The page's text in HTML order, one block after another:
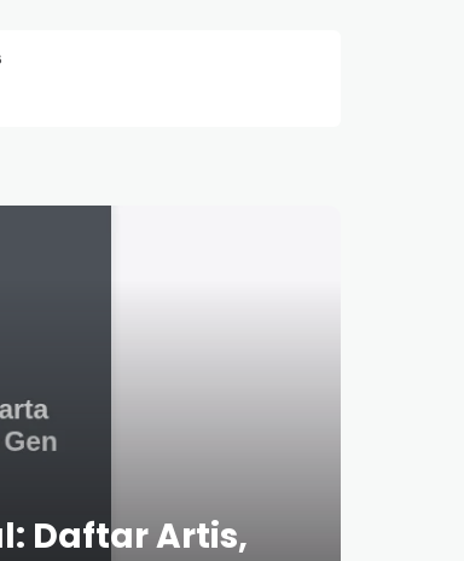
Daftar Artis,